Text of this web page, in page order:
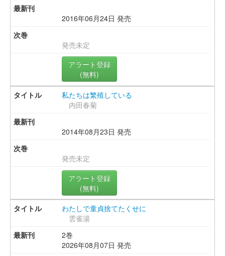
2016年06月24日 発売
発売未定
アラート登録
(無料)
私たちは繁殖している
内田春菊
2014年08月23日 発売
発売未定
アラート登録
(無料)
わたしで童貞捨てたくせに
雲雀湯
2巻
2026年08月07日 発売